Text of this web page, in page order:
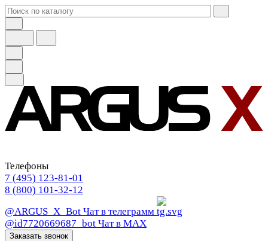
Телефоны
7 (495) 123-81-01
8 (800) 101-32-12
@ARGUS_X_Bot Чат в телеграмм
@id7720669687_bot Чат в МАХ
Заказать звонок